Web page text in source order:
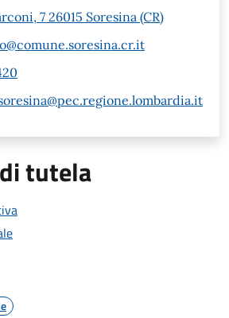
7 26015 Soresina (CR)
tutela